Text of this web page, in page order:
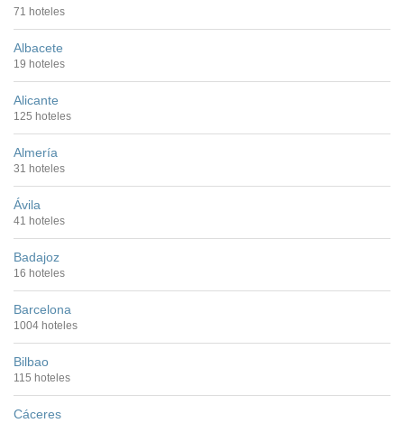
71 hoteles
Albacete
19 hoteles
Alicante
125 hoteles
Almería
31 hoteles
Ávila
41 hoteles
Badajoz
16 hoteles
Barcelona
1004 hoteles
Bilbao
115 hoteles
Cáceres